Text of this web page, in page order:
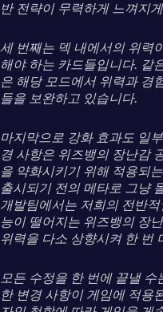
반 전략이 무력하게 느껴지
세 번째는 덱 내에서의 위력
해야 하는 카드들입니다. 같
은 해당 모드에서 위력과 경
들을 보완하고 있습니다.
마지막으로 강화 효과도 일
경 사항은 위즈뱅의 장난감
을 약화시키기 위해 적용되
출시되기 전의 메타로 그냥
개발팀에서는 저희의 전반
능이 떨어지는 위즈뱅의 장
위력을 다소 상향시켜 한 번
모든 수정을 한 번에 끝낼
한 변경 사항이 게임에 적용